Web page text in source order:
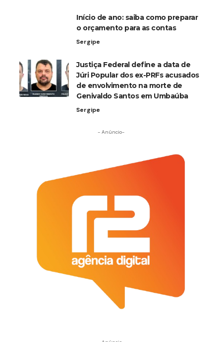
Início de ano: saiba como preparar
o orçamento para as contas
Sergipe
Justiça Federal define a data de
Júri Popular dos ex-PRFs acusados
de envolvimento na morte de
Genivaldo Santos em Umbaúba
Sergipe
- Anúncio-